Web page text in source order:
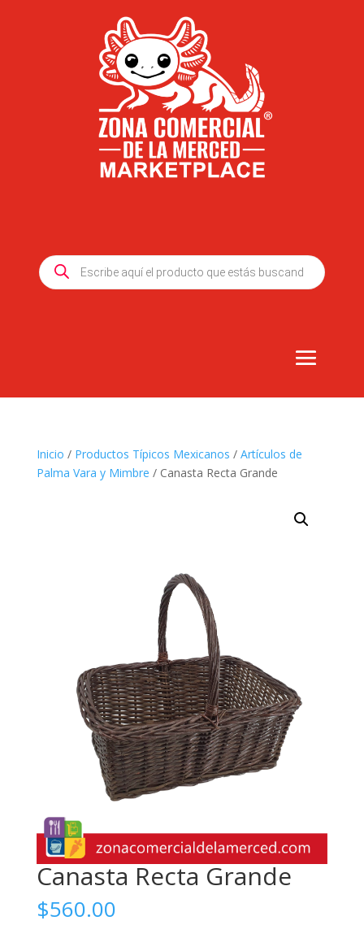
Products
search
Inicio / Productos Típicos Mexicanos / Artículos de
Palma Vara y Mimbre / Canasta Recta Grande
Canasta Recta Grande
$560.00